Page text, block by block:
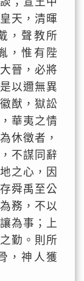
天，清暉
，聲教所
，惟有陛
晉，必將
以邇無異
猷，獄訟
華夷之情
休徵者，
不謀同辭
之心，因
舜禹至公
務，不以
為事；上
勤。則所
，神人獲